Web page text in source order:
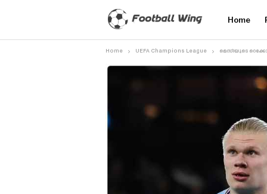
Home
Home UEFA Champions League മെസിയുടെ